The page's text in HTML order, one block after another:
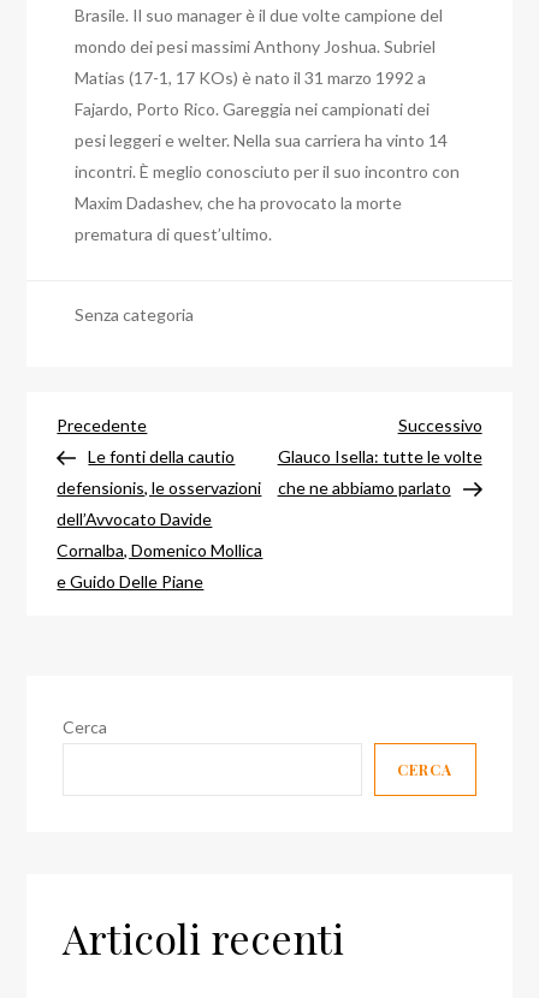
Brasile. Il suo manager è il due volte campione del
mondo dei pesi massimi Anthony Joshua. Subriel
Matias (17-1, 17 KOs) è nato il 31 marzo 1992 a
Fajardo, Porto Rico. Gareggia nei campionati dei
pesi leggeri e welter. Nella sua carriera ha vinto 14
incontri. È meglio conosciuto per il suo incontro con
Maxim Dadashev, che ha provocato la morte
prematura di quest’ultimo.
Senza categoria
Navigazione
articoli
Articolo
precedente
Precedente
Le fonti della cautio
defensionis, le osservazioni
dell’Avvocato Davide
Cornalba, Domenico Mollica
e Guido Delle Piane
Successivo
Glauco Isella: tutte le volte
che ne abbiamo parlato
Cerca
CERCA
Articoli recenti